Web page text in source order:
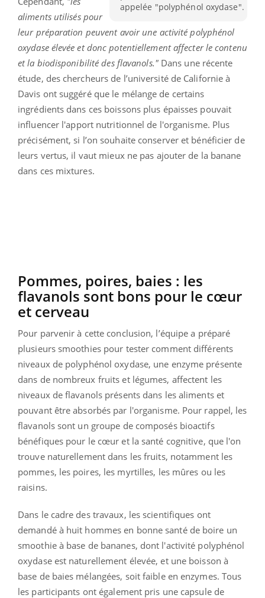
appelée "polyphénol oxydase".
aliments utilisés pour
leur préparation peuvent avoir une activité polyphénol
oxydase élevée et donc potentiellement affecter le contenu
et la biodisponibilité des flavanols."Dans une récente
étude, des chercheurs de l’université de Californie à
Davis ont suggéré que le mélange de certains
ingrédients dans ces boissons plus épaisses pouvait
influencer l'apport nutritionnel de l'organisme. Plus
précisément, si l’on souhaite conserver et bénéficier de
leurs vertus, il vaut mieux ne pas ajouter de la banane
dans ces mixtures.
Pommes, poires, baies : les
flavanols sont bons pour le cœur
et cerveau
Pour parvenir à cette conclusion, l’équipe a préparé
plusieurs smoothies pour tester comment différents
niveaux de polyphénol oxydase, une enzyme présente
dans de nombreux fruits et légumes, affectent les
niveaux de flavanols présents dans les aliments et
pouvant être absorbés par l'organisme. Pour rappel, les
flavanols sont un groupe de composés bioactifs
bénéfiques pour le cœur et la santé cognitive, que l'on
trouve naturellement dans les fruits, notamment les
pommes, les poires, les myrtilles, les mûres ou les
raisins.
Dans le cadre des travaux, les scientifiques ont
demandé à huit hommes en bonne santé de boire un
smoothie à base de bananes, dont l'activité polyphénol
oxydase est naturellement élevée, et une boisson à
base de baies mélangées, soit faible en enzymes. Tous
les participants ont également pris une capsule de